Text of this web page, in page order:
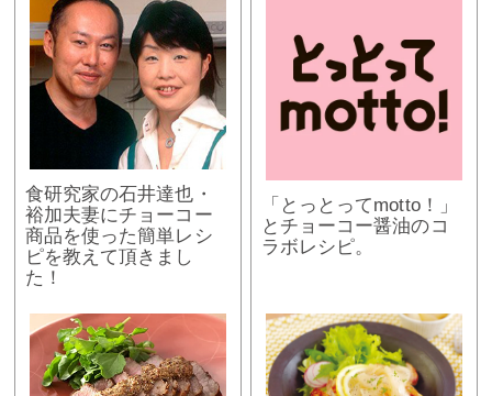
食研究家の石井達也・
裕加夫妻にチョーコー
商品を使った簡単レシ
ピを教えて頂きまし
た！
「とっとってmotto！」
とチョーコー醤油のコ
ラボレシピ。